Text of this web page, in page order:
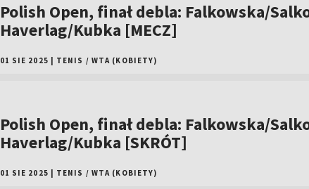
Polish Open, finał debla: Falkowska/
Haverlag/Kubka [MECZ]
01 SIE 2025 TENIS / WTA (KOBIETY)
Polish Open, finał debla: Falkowska/
Haverlag/Kubka [SKRÓT]
01 SIE 2025 TENIS / WTA (KOBIETY)